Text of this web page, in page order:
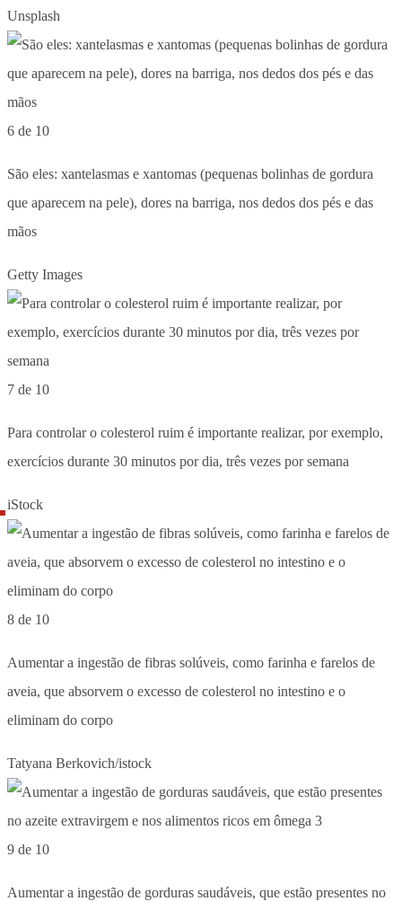
Unsplash
6 de 10
São eles: xantelasmas e xantomas (pequenas bolinhas de gordura
que aparecem na pele), dores na barriga, nos dedos dos pés e das
mãos
Getty Images
7 de 10
Para controlar o colesterol ruim é importante realizar, por exemplo,
exercícios durante 30 minutos por dia, três vezes por semana
iStock
8 de 10
Aumentar a ingestão de fibras solúveis, como farinha e farelos de
aveia, que absorvem o excesso de colesterol no intestino e o
eliminam do corpo
Tatyana Berkovich/istock
9 de 10
Aumentar a ingestão de gorduras saudáveis, que estão presentes no